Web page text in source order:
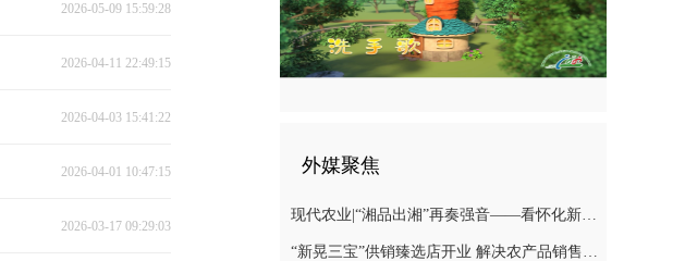
2026-05-09 15:59:28
2026-04-11 22:49:15
2026-04-03 15:41:22
2026-04-01 10:47:15
2026-03-17 09:29:03
外媒聚焦
现代农业|“湘品出湘”再奏强音——看怀化新晃黄精曼谷签单背后的“强链密码”
“新晃三宝”供销臻选店开业 解决农产品销售难题